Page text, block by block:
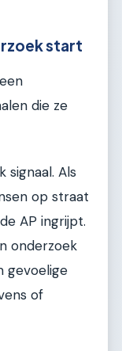
start
die ze
signaal. Als
op straat
AP ingrijpt.
onderzoek
gevoelige
of